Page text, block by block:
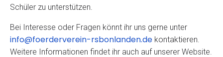
Schüler zu unterstützen.
Bei Interesse oder Fragen könnt ihr uns gerne unter
info@foerderverein-rsbonlanden.de kontaktieren.
Weitere Informationen findet ihr auch auf unserer Website.